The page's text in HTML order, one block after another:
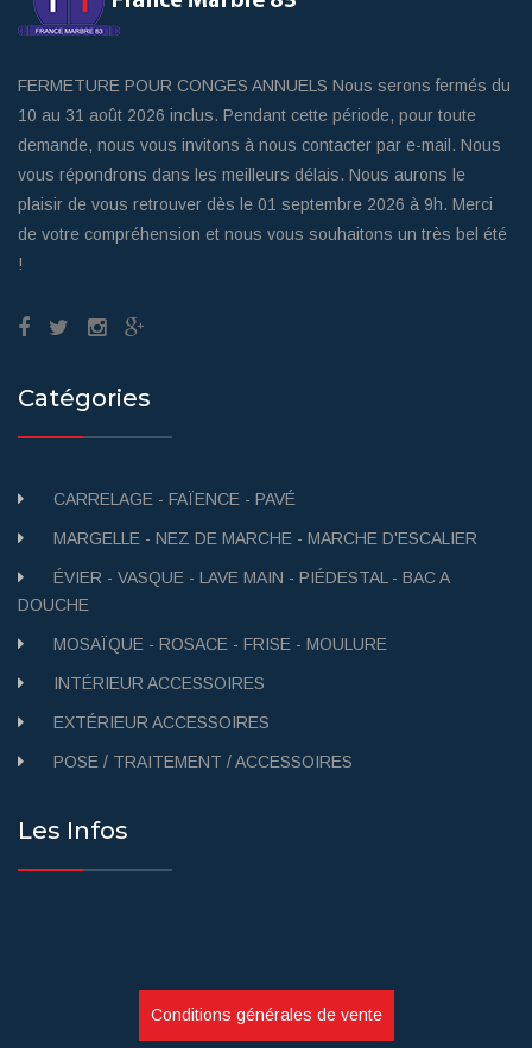
FERMETURE POUR CONGES ANNUELS Nous serons fermés du
10 au 31 août 2026 inclus. Pendant cette période, pour toute
demande, nous vous invitons à nous contacter par e-mail. Nous
vous répondrons dans les meilleurs délais. Nous aurons le
plaisir de vous retrouver dès le 01 septembre 2026 à 9h. Merci
de votre compréhension et nous vous souhaitons un très bel été
!
Catégories
CARRELAGE - FAÏENCE - PAVÉ
MARGELLE - NEZ DE MARCHE - MARCHE D'ESCALIER
ÉVIER - VASQUE - LAVE MAIN - PIÉDESTAL - BAC A
DOUCHE
MOSAÏQUE - ROSACE - FRISE - MOULURE
INTÉRIEUR ACCESSOIRES
EXTÉRIEUR ACCESSOIRES
POSE / TRAITEMENT / ACCESSOIRES
Les Infos
Conditions générales de vente